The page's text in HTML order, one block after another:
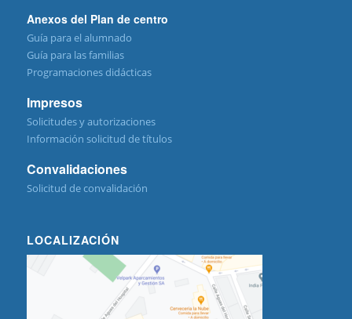
Anexos del Plan de centro
Guía para el alumnado
Guía para las familias
Programaciones didácticas
Impresos
Solicitudes y autorizaciones
Información solicitud de títulos
Convalidaciones
Solicitud de convalidación
LOCALIZACIÓN